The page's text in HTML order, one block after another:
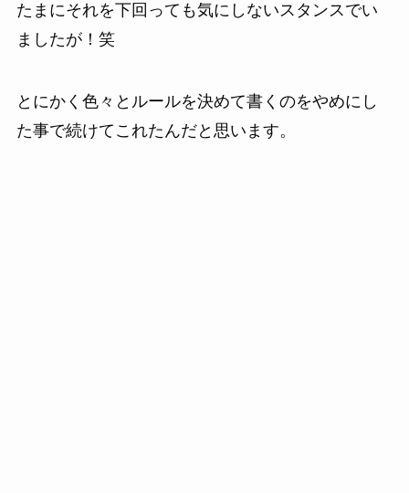
たまにそれを下回っても気にしないスタンスでい
ましたが！笑
とにかく色々とルールを決めて書くのをやめにし
た事で続けてこれたんだと思います。